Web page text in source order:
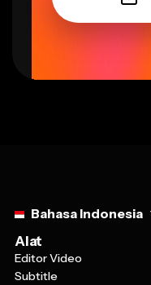
Bahasa Indonesia
Alat
Editor Video
Subtitle